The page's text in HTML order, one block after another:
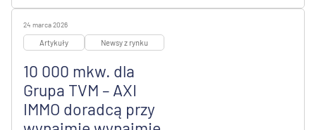
24 marca 2026
Artykuły Newsy z rynku
10 000 mkw. dla
Grupa TVM – AXI
IMMO doradcą przy